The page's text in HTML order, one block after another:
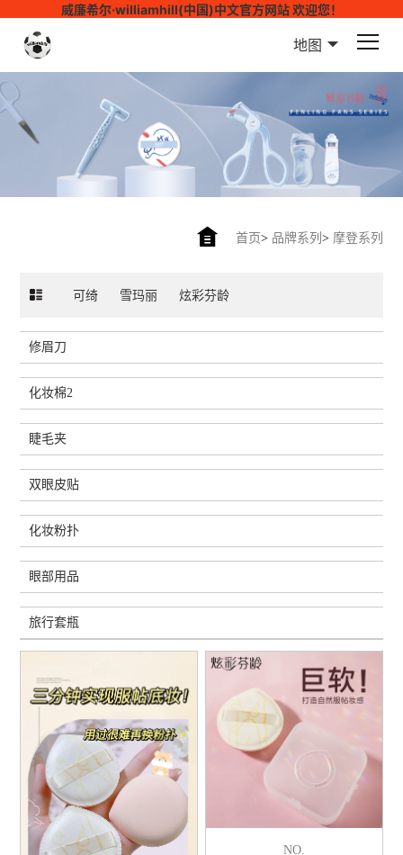
威廉希尔·williamhill(中国)中文官方网站 欢迎您！
地图
首页> 品牌系列 > 摩登系列
可绮 雪玛丽 炫彩芬龄
修眉刀
化妆棉2
睫毛夹
双眼皮贴
化妆粉扑
眼部用品
旅行套瓶
NO.